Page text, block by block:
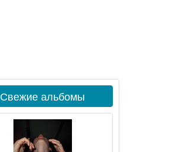
Свежие альбомы